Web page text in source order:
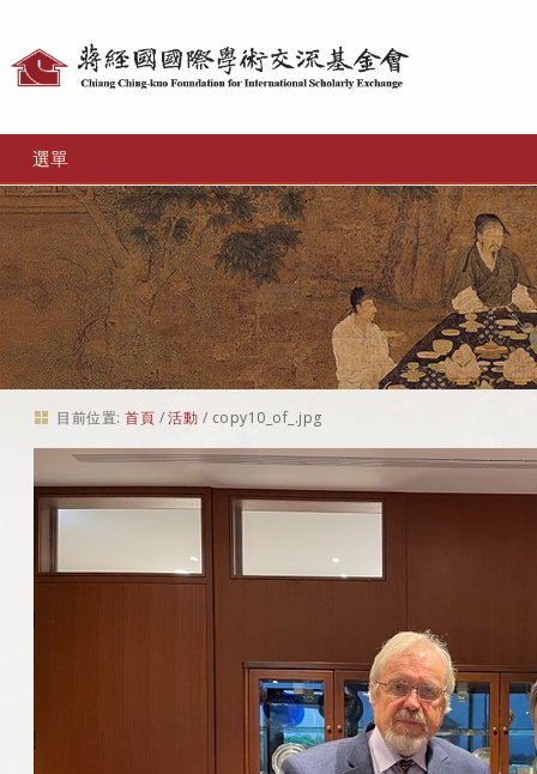
選單
目前位置: 首頁 /活動 / copy10_of_.jpg